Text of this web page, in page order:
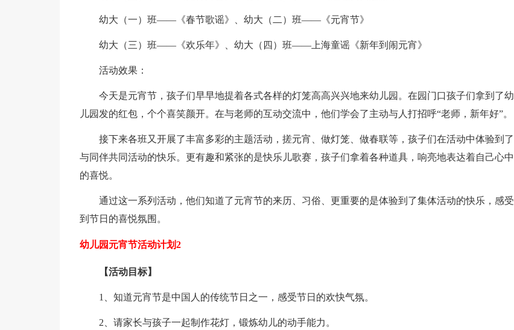
幼大（一）班——《春节歌谣》、幼大（二）班——《元宵节》
幼大（三）班——《欢乐年》、幼大（四）班——上海童谣《新年到闹元宵》
活动效果：
今天是元宵节，孩子们早早地提着各式各样的灯笼高高兴兴地来幼儿园。在园门口孩子们拿到了幼
儿园发的红包，个个喜笑颜开。在与老师的互动交流中，他们学会了主动与人打招呼“老师，新年好”。
接下来各班又开展了丰富多彩的主题活动，搓元宵、做灯笼、做春联等，孩子们在活动中体验到了
与同伴共同活动的快乐。更有趣和紧张的是快乐儿歌赛，孩子们拿着各种道具，响亮地表达着自己心中
的喜悦。
通过这一系列活动，他们知道了元宵节的来历、习俗、更重要的是体验到了集体活动的快乐，感受
到节日的喜悦氛围。
幼儿园元宵节活动计划2
【活动目标】
1、知道元宵节是中国人的传统节日之一，感受节日的欢快气氛。
2、请家长与孩子一起制作花灯，锻炼幼儿的动手能力。